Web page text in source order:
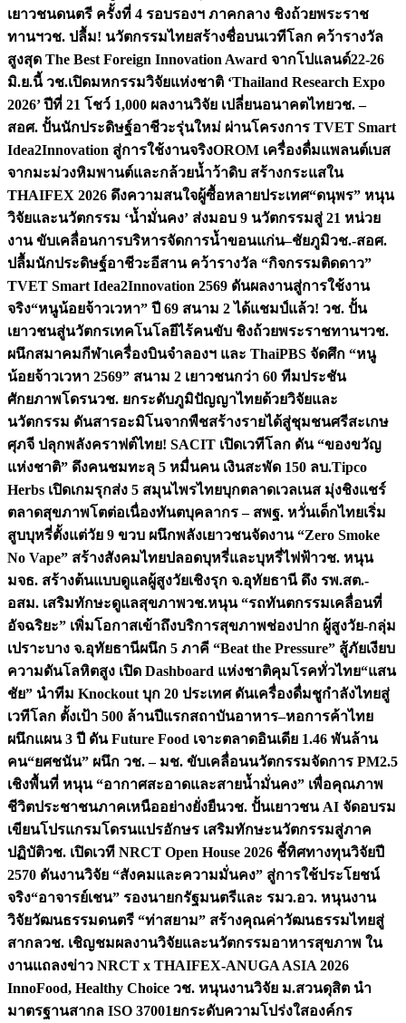
เยาวชนดนตรี ครั้งที่ 4 รอบรองฯ ภาคกลาง ชิงถ้วยพระราช
ทานฯวช. ปลื้ม! นวัตกรรมไทยสร้างชื่อบนเวทีโลก คว้ารางวัล
สูงสุด The Best Foreign Innovation Award จากโปแลนด์22-26
มิ.ย.นี้ วช.เปิดมหกรรมวิจัยแห่งชาติ ‘Thailand Research Expo
2026’ ปีที่ 21 โชว์ 1,000 ผลงานวิจัย เปลี่ยนอนาคตไทยวช. –
สอศ. ปั้นนักประดิษฐ์อาชีวะรุ่นใหม่ ผ่านโครงการ TVET Smart
Idea2Innovation สู่การใช้งานจริงOROM เครื่องดื่มแพลนต์เบส
จากมะม่วงหิมพานต์และกล้วยน้ำว้าดิบ สร้างกระแสใน
THAIFEX 2026 ดึงความสนใจผู้ซื้อหลายประเทศ“ดนุพร” หนุน
วิจัยและนวัตกรรม ‘น้ำมั่นคง’ ส่งมอบ 9 นวัตกรรมสู่ 21 หน่วย
งาน ขับเคลื่อนการบริหารจัดการน้ำขอนแก่น–ชัยภูมิวช.-สอศ.
ปลื้มนักประดิษฐ์อาชีวะอีสาน คว้ารางวัล “กิจกรรมติดดาว”
TVET Smart Idea2Innovation 2569 ดันผลงานสู่การใช้งาน
จริง“หนูน้อยจ้าวเวหา” ปี 69 สนาม 2 ได้แชมป์แล้ว! วช. ปั้น
เยาวชนสู่นวัตกรเทคโนโลยีไร้คนขับ ชิงถ้วยพระราชทานฯวช.
ผนึกสมาคมกีฬาเครื่องบินจำลองฯ และ ThaiPBS จัดศึก “หนู
น้อยจ้าวเวหา 2569” สนาม 2 เยาวชนกว่า 60 ทีมประชัน
ศักยภาพโดรนวช. ยกระดับภูมิปัญญาไทยด้วยวิจัยและ
นวัตกรรม ดันสารอะมิโนจากพืชสร้างรายได้สู่ชุมชนศรีสะเกษ
ศุภจี ปลุกพลังคราฟต์ไทย! SACIT เปิดเวทีโลก ดัน “ของขวัญ
แห่งชาติ” ดึงคนชมทะลุ 5 หมื่นคน เงินสะพัด 150 ลบ.Tipco
Herbs เปิดเกมรุกส่ง 5 สมุนไพรไทยบุกตลาดเวลเนส มุ่งชิงแชร์
ตลาดสุขภาพโตต่อเนื่องทันตบุคลากร – สพฐ. หวั่นเด็กไทยเริ่ม
สูบบุหรี่ตั้งแต่วัย 9 ขวบ ผนึกพลังเยาวชนจัดงาน “Zero Smoke
No Vape” สร้างสังคมไทยปลอดบุหรี่และบุหรี่ไฟฟ้าวช. หนุน
มจธ. สร้างต้นแบบดูแลผู้สูงวัยเชิงรุก จ.อุทัยธานี ดึง รพ.สต.-
อสม. เสริมทักษะดูแลสุขภาพวช.หนุน “รถทันตกรรมเคลื่อนที่
อัจฉริยะ” เพิ่มโอกาสเข้าถึงบริการสุขภาพช่องปาก ผู้สูงวัย-กลุ่ม
เปราะบาง จ.อุทัยธานีผนึก 5 ภาคี “Beat the Pressure” สู้ภัยเงียบ
ความดันโลหิตสูง เปิด Dashboard แห่งชาติคุมโรคทั่วไทย“แสน
ชัย” นำทีม Knockout บุก 20 ประเทศ ดันเครื่องดื่มชูกำลังไทยสู่
เวทีโลก ตั้งเป้า 500 ล้านปีแรกสถาบันอาหาร–หอการค้าไทย
ผนึกแผน 3 ปี ดัน Future Food เจาะตลาดอินเดีย 1.46 พันล้าน
คน“ยศชนัน” ผนึก วช. – มช. ขับเคลื่อนนวัตกรรมจัดการ PM2.5
เชิงพื้นที่ หนุน “อากาศสะอาดและสายน้ำมั่นคง” เพื่อคุณภาพ
ชีวิตประชาชนภาคเหนืออย่างยั่งยืนวช. ปั้นเยาวชน AI จัดอบรม
เขียนโปรแกรมโดรนแปรอักษร เสริมทักษะนวัตกรรมสู่ภาค
ปฏิบัติวช. เปิดเวที NRCT Open House 2026 ชี้ทิศทางทุนวิจัยปี
2570 ดันงานวิจัย “สังคมและความมั่นคง” สู่การใช้ประโยชน์
จริง“อาจารย์เชน” รองนายกรัฐมนตรีและ รมว.อว. หนุนงาน
วิจัยวัฒนธรรมดนตรี “ท่าสยาม” สร้างคุณค่าวัฒนธรรมไทยสู่
สากลวช. เชิญชมผลงานวิจัยและนวัตกรรมอาหารสุขภาพ ใน
งานแถลงข่าว NRCT x THAIFEX-ANUGA ASIA 2026
InnoFood, Healthy Choice วช. หนุนงานวิจัย ม.สวนดุสิต นำ
มาตรฐานสากล ISO 37001ยกระดับความโปร่งใสองค์กร